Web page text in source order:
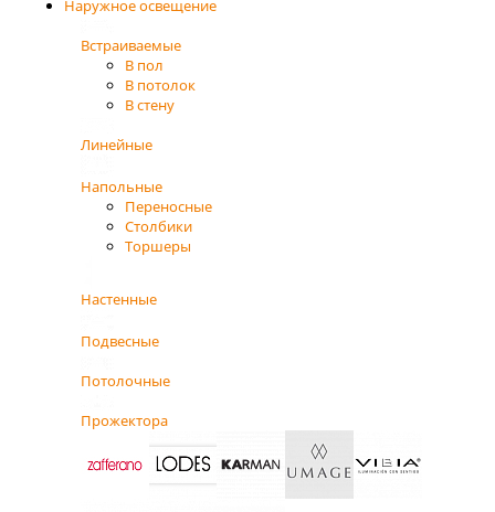
Наружное освещение
Встраиваемые
В пол
В потолок
В стену
Линейные
Напольные
Переносные
Столбики
Торшеры
Настенные
Подвесные
Потолочные
Прожектора